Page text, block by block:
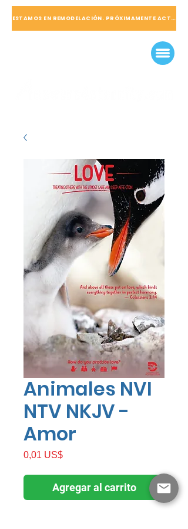
ESTAMOS EN REMODELACIÓN. PRÓXIMAMENTE
Animales NVI
NTV NKJV -
Amor
0,01 US$Precio
Agregar al carrito